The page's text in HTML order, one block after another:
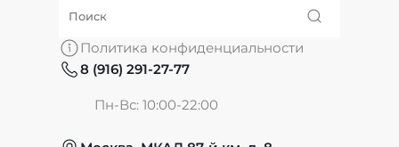
О нас
Политика конфиденциальности
8 (916) 291-27-77
Пн-Вс: 10:00-22:00